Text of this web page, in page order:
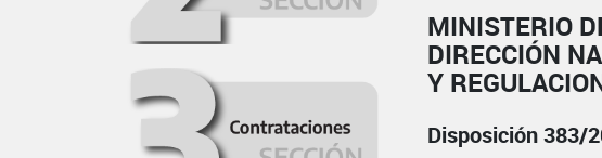
MINISTERIO
DIRECCIÓN
Y
Disposición 383/